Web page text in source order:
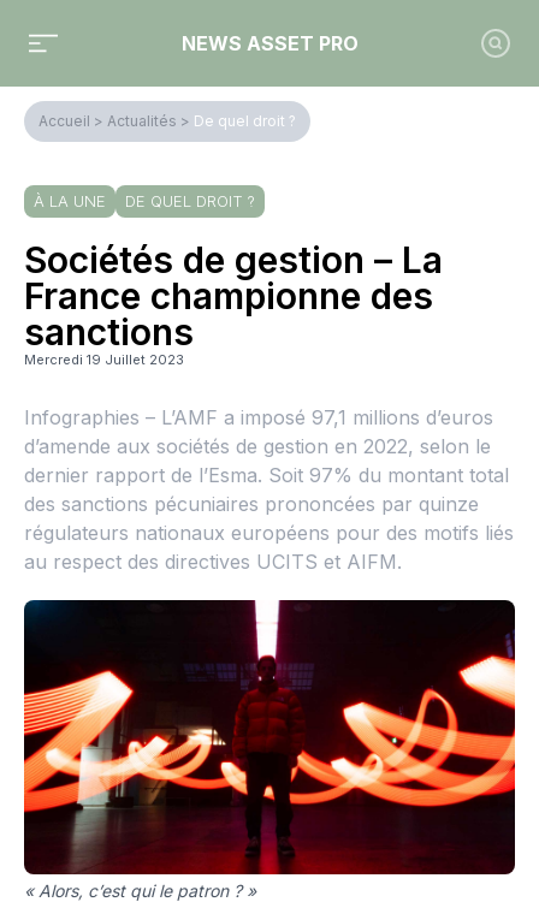
NEWS ASSET PRO
Accueil > Actualités > De quel droit ?
À LA UNE DE QUEL DROIT ?
Sociétés de gestion – La
France championne des
sanctions
Mercredi 19 Juillet 2023
Infographies – L’AMF a imposé 97,1 millions d’euros
d’amende aux sociétés de gestion en 2022, selon le
dernier rapport de l’Esma. Soit 97% du montant total
des sanctions pécuniaires prononcées par quinze
régulateurs nationaux européens pour des motifs liés
au respect des directives UCITS et AIFM.
« Alors, c’est qui le patron ? »